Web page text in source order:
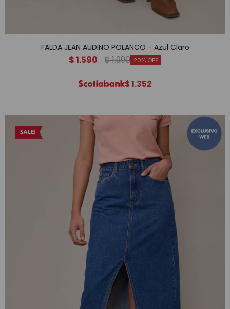
FALDA JEAN AUDINO POLANCO - Azul Claro
$1.590 $1.990 20
$1.352